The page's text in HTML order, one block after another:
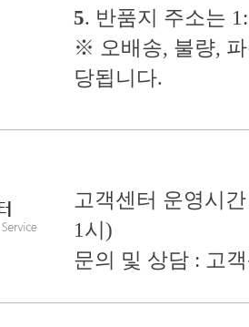
5. 반품지 주소는
※ 오배송, 불량,
당됩니다.
고객센터 운영시
1시)
문의 및 상담 : 고